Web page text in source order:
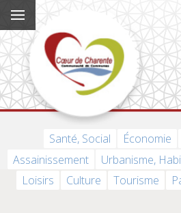
Santé, Social Économie
Assainissement
Urbanisme,
Loisirs
Culture Tourisme